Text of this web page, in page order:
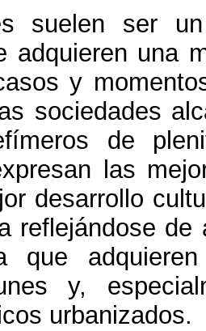
suelen ser
adquieren una
y
sociedades
de
las
desarrollo
reflejándose de
adquieren
y,
urbanizados.